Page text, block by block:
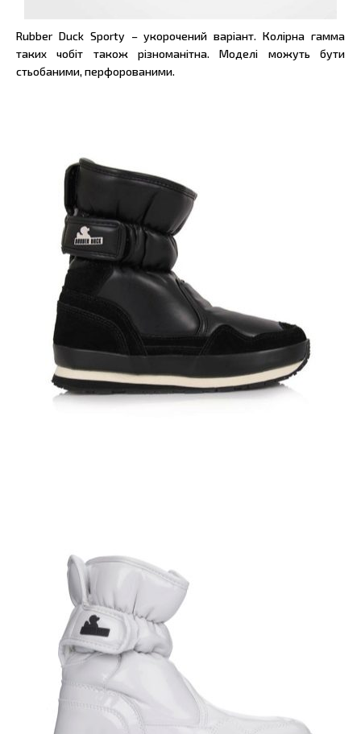
Rubber Duck Sporty – укорочений варіант. Колірна гамма
таких чобіт також різноманітна. Моделі можуть бути
стьобаними, перфорованими.